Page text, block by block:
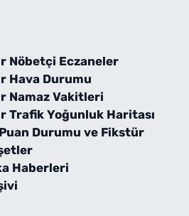
Nöbetçi Eczaneler
Hava Durumu
Namaz Vakitleri
Trafik Yoğunluk Haritası
Durumu ve Fikstür
Haberleri